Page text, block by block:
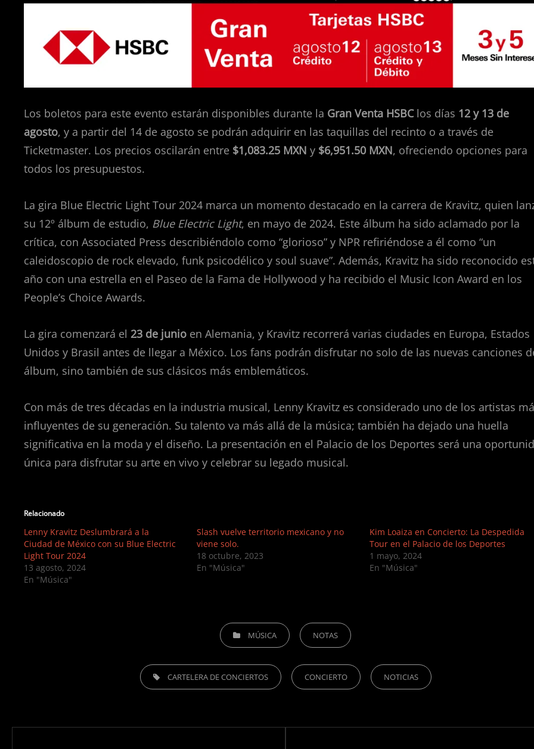
Los boletos para este evento estarán disponibles durante la Gran Venta HSBClos días 12 y 13 de
agosto, y a partir del 14 de agosto se podrán adquirir en las taquillas del recinto o a través de
Ticketmaster. Los precios oscilarán entre $1,083.25 MXN y $6,951.50 MXN, ofreciendo opciones para
todos los presupuestos.
La gira Blue Electric Light Tour 2024 marca un momento destacado en la carrera de Kravitz, quien
su 12º álbum de estudio, Blue Electric Light, en mayo de 2024. Este álbum ha sido aclamado por la
crítica, con Associated Press describiéndolo como “glorioso” y NPR refiriéndose a él como “un
caleidoscopio de rock elevado, funk psicodélico y soul suave”. Además, Kravitz ha sido reconocido
año con una estrella en el Paseo de la Fama de Hollywood y ha recibido el Music Icon Award en los
People’s Choice Awards.
La gira comenzará el 23 de junio en Alemania, y Kravitz recorrerá varias ciudades en Europa, Estados
Unidos y Brasil antes de llegar a México. Los fans podrán disfrutar no solo de las nuevas canciones
álbum, sino también de sus clásicos más emblemáticos.
Con más de tres décadas en la industria musical, Lenny Kravitz es considerado uno de los artistas
influyentes de su generación. Su talento va más allá de la música; también ha dejado una huella
significativa en la moda y el diseño. La presentación en el Palacio de los Deportes será una
única para disfrutar su arte en vivo y celebrar su legado musical.
Relacionado
Lenny Kravitz Deslumbrará a la
Ciudad de México con su Blue Electric
Light Tour 2024
13 agosto, 2024
En "Música"
Slash vuelve territorio mexicano y no
viene solo.
18 octubre, 2023
En "Música"
Kim Loaiza en Concierto: La Despedida
Tour en el Palacio de los Deportes
1 mayo, 2024
En "Música"
CATEGORIESMÚSICA NOTAS
TAGS, CARTELERA DE CONCIERTOS CONCIERTO NOTICIAS